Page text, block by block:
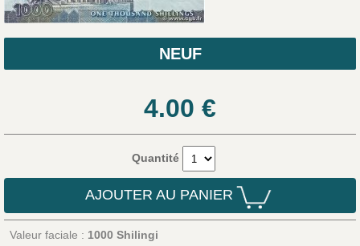
NEUF
4.00 €
Quantité
AJOUTER AU PANIER
Valeur faciale : 1000 Shilingi